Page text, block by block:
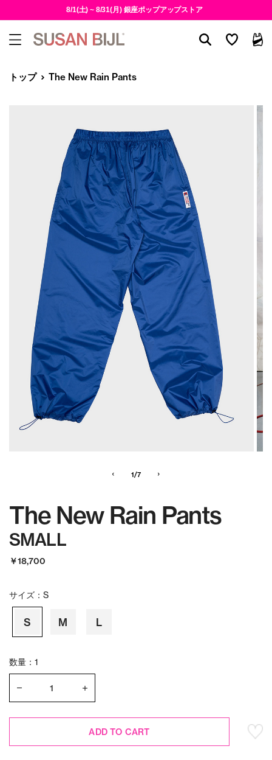
8/1(土) ~ 8/31(月) 銀座ポップアップストア
トップ The New Rain Pants
‹ ›
1/7
The New Rain Pants
SMALL
￥18,700
サイズ： S
S M L
数量：1
ADD TO CART